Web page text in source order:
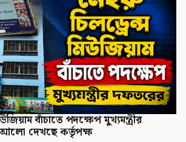
বাঁচাতে পদক্ষেপ মুখ্যমন্ত্রীর
দেখছে কর্তৃপক্ষ